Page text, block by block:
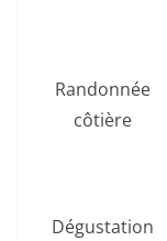
Randonnée
côtière
Dégustation